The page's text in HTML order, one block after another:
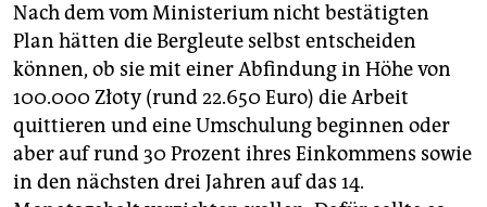
Nach dem vom Ministerium nicht bestätigten
Plan hätten die Bergleute selbst entscheiden
können, ob sie mit einer Abfindung in Höhe von
100.000 Złoty (rund 22.650 Euro) die Arbeit
quittieren und eine Umschulung beginnen oder
aber auf rund 30 Prozent ihres Einkommens sowie
in den nächsten drei Jahren auf das 14.